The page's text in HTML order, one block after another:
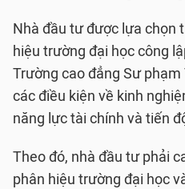
Nhà đầu tư được lựa chọn
hiệu trường đại học công
Trường cao đẳng Sư
các điều kiện về kinh
năng lực tài chính và tiến
Theo đó, nhà đầu tư phải
phân hiệu trường đại học